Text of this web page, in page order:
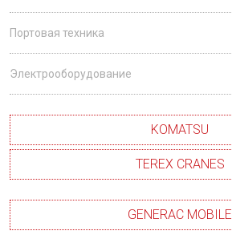
Портовая техника
Электрооборудование
KOMATSU
TEREX CRANES
GENERAC MOBILE